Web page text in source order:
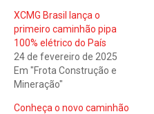
XCMG Brasil lança o
primeiro caminhão pipa
100% elétrico do País
24 de fevereiro de 2025
Em "Frota Construção e
Mineração"
Conheça o novo caminhão